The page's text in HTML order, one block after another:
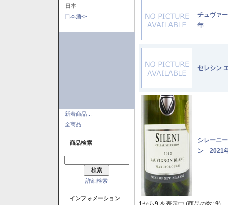
- 日本
日本酒->
新着商品...
全商品...
商品検索
詳細検索
インフォメーション
チュヴァ
年
セレシン
シレーニ
ン 2021